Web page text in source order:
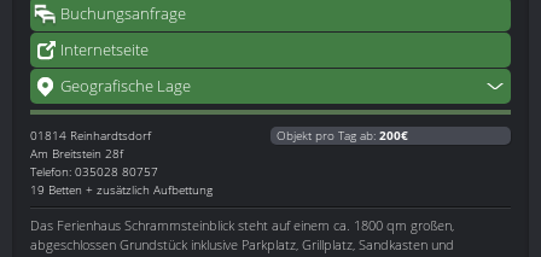
Buchungsanfrage
Internetseite
Geografische Lage
01814 Reinhardtsdorf
Am Breitstein 28f
Telefon: 035028 80757
19 Betten + zusätzlich Aufbettung
Objekt pro Tag ab: 200€
Das Ferienhaus Schrammsteinblick steht auf einem ca. 1800 qm großen,
abgeschlossen Grundstück inklusive Parkplatz, Grillplatz, Sandkasten und